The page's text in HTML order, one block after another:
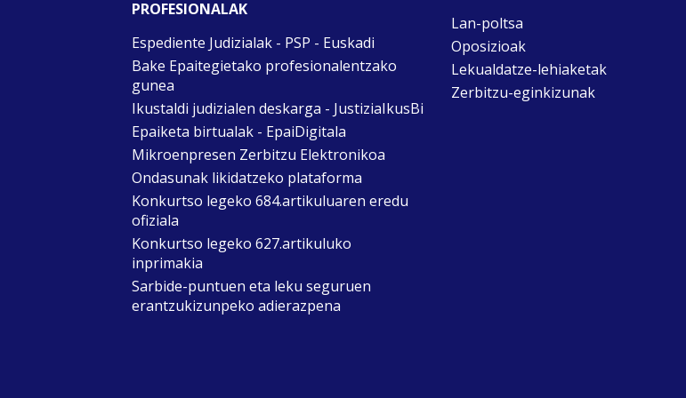
PROFESIONALAK
Espediente Judizialak - PSP - Euskadi
Bake Epaitegietako profesionalentzako
gunea
Ikustaldi judizialen deskarga - JustiziaIkusBi
Epaiketa birtualak - EpaiDigitala
Mikroenpresen Zerbitzu Elektronikoa
Ondasunak likidatzeko plataforma
Konkurtso legeko 684.artikuluaren eredu
ofiziala
Konkurtso legeko 627.artikuluko
inprimakia
Sarbide-puntuen eta leku seguruen
erantzukizunpeko adierazpena
Lan-poltsa
Oposizioak
Lekualdatze-lehiaketak
Zerbitzu-eginkizunak